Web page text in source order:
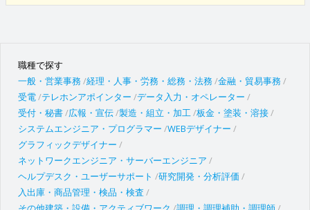
職種で探す
一般・営業事務 経理・人事・労務・総務・法務 金融・貿易事務
受電 テレホンアポインター データ入力・オペレーター
受付・秘書 広報・宣伝 製造・組立・加工 板金・塗装・溶接
システムエンジニア・プログラマー WEBデザイナー
グラフィックデザイナー
ネットワークエンジニア・サーバーエンジニア
ヘルプデスク・ユーザーサポート
研究開発・分析評価
入出庫・商品管理・検品・検査